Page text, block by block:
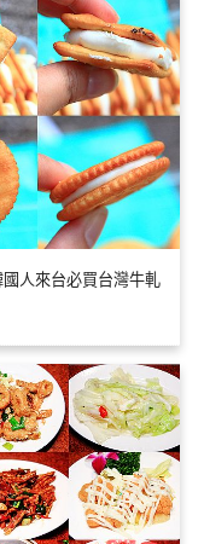
人來台必買台灣牛軋